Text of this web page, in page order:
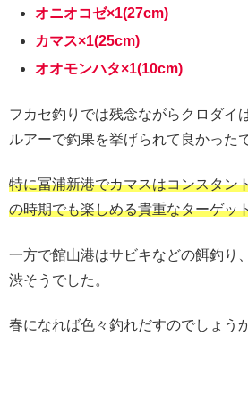
オニオコゼ×1(27cm)
カマス×1(25cm)
オオモンハタ×1(10cm)
フカセ釣りでは残念ながらクロダイ
ルアーで釣果を挙げられて良かった
特に冨浦新港でカマスはコンスタン
の時期でも楽しめる貴重なターゲッ
一方で館山港はサビキなどの餌釣り
渋そうでした。
春になれば色々釣れだすのでしょう